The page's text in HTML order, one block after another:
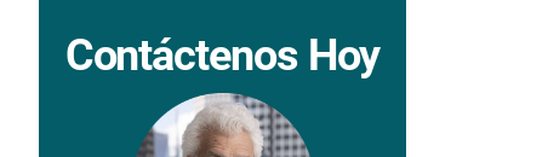
Contáctenos Hoy